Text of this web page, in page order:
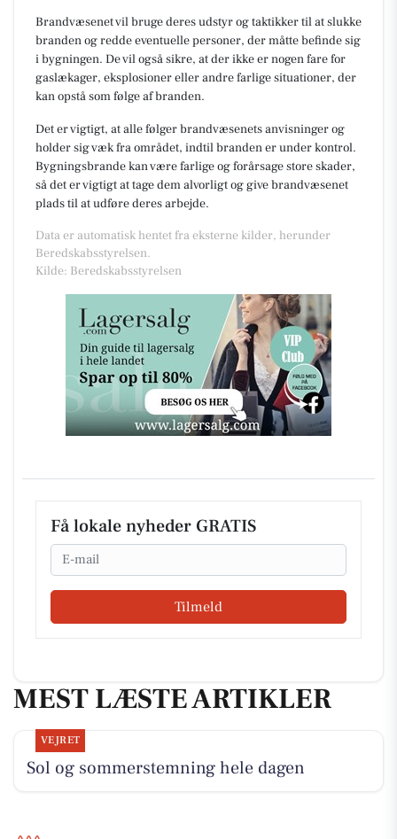
Brandvæsenet vil bruge deres udstyr og taktikker til at slukke
branden og redde eventuelle personer, der måtte befinde sig
i bygningen. De vil også sikre, at der ikke er nogen fare for
gaslækager, eksplosioner eller andre farlige situationer, der
kan opstå som følge af branden.
Det er vigtigt, at alle følger brandvæsenets anvisninger og
holder sig væk fra området, indtil branden er under kontrol.
Bygningsbrande kan være farlige og forårsage store skader,
så det er vigtigt at tage dem alvorligt og give brandvæsenet
plads til at udføre deres arbejde.
Data er automatisk hentet fra eksterne kilder, herunder
Beredskabsstyrelsen.
Kilde: Beredskabsstyrelsen
Få lokale nyheder GRATIS
Email
Tilmeld
MEST LÆSTE ARTIKLER
VEJRET
Sol og sommerstemning hele dagen